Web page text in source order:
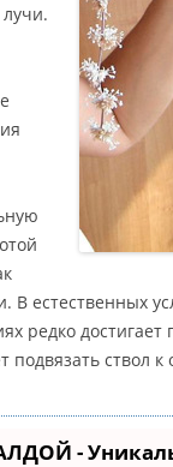
естественных
редко достигает
подвязать ствол к
-